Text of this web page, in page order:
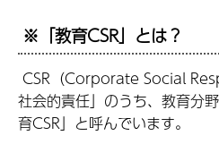
※「教育CSR」とは？
CSR（Corporate Social
社会的責任」のうち、教育分
育CSR」と呼んでいます。